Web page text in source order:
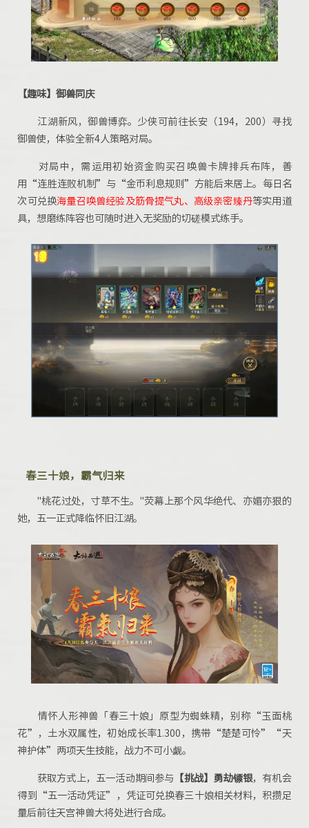
【趣味】御兽同庆
江湖新风，御兽博弈。少侠可前往长安（194，200）寻找
御兽使，体验全新4人策略对局。
对局中，需运用初始资金购买召唤兽卡牌排兵布阵，善
用“连胜连败机制”与“金币利息规则”方能后来居上。每日名
次可兑换海量召唤兽经验及筋骨提气丸、高级亲密臻丹等实用道
具，想磨练阵容也可随时进入无奖励的切磋模式练手。
春三十娘，霸气归来
"桃花过处，寸草不生。"荧幕上那个风华绝代、亦媚亦狠的
她，五一正式降临怀旧江湖。
情怀人形神兽「春三十娘」原型为蜘蛛精，别称“玉面桃
花”，土水双属性，初始成长率1.300，携带“楚楚可怜”“天
神护体”两项天生技能，战力不可小觑。
获取方式上，五一活动期间参与 【挑战】 勇劫镖银，有机会
得到“五一活动凭证”，凭证可兑换春三十娘相关材料，积攒足
量后前往天宫神兽大将处进行合成。